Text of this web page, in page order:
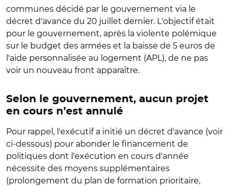
communes décidé par le gouvernement via le
décret d'avance du 20 juillet dernier. L'objectif était
pour le gouvernement, après la violente polémique
sur le budget des armées et la baisse de 5 euros de
l'aide personnalisée au logement (APL), de ne pas
voir un nouveau front apparaître.
Selon le gouvernement, aucun projet
en cours n’est annulé
Pour rappel, l'exécutif a initié un décret d'avance (voir
ci-dessous) pour abonder le financement de
politiques dont l'exécution en cours d'année
nécessite des moyens supplémentaires
(prolongement du plan de formation prioritaire,